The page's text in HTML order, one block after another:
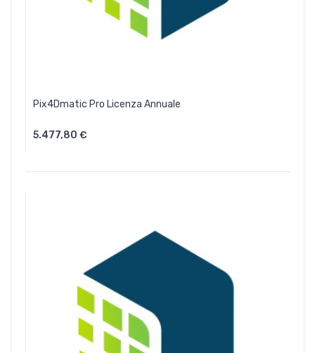
Pix4Dmatic Pro Licenza Annuale
5.477,80 €
Aggiungi Al Carrello